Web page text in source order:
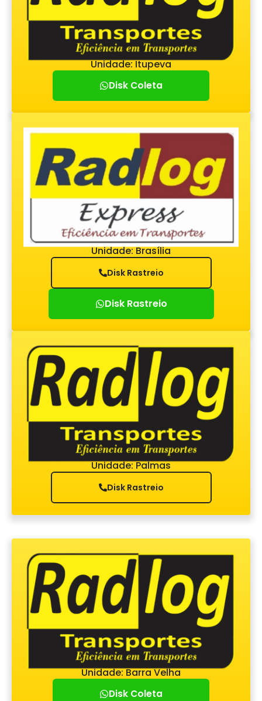
Unidade: Itupeva
Disk Coleta
Unidade: Brasília
Disk Rastreio
Disk Rastreio
Unidade: Palmas
Disk Rastreio
Unidade: Barra Velha
Disk Coleta